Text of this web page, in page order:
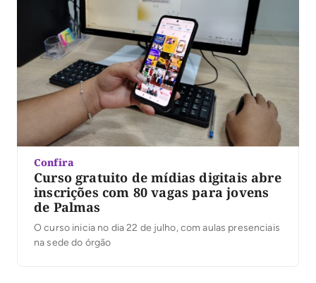
Confira
Curso gratuito de mídias digitais abre
inscrições com 80 vagas para jovens
de Palmas
O curso inicia no dia 22 de julho, com aulas presenciais
na sede do órgão